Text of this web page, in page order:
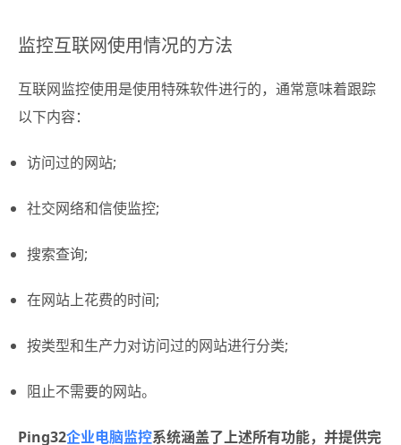
监控互联网使用情况的方法
互联网监控使用是使用特殊软件进行的，通常意味着跟踪
以下内容：
访问过的网站;
社交网络和信使监控;
搜索查询;
在网站上花费的时间;
按类型和生产力对访问过的网站进行分类;
阻止不需要的网站。
Ping32企业电脑监控系统涵盖了上述所有功能，并提供完